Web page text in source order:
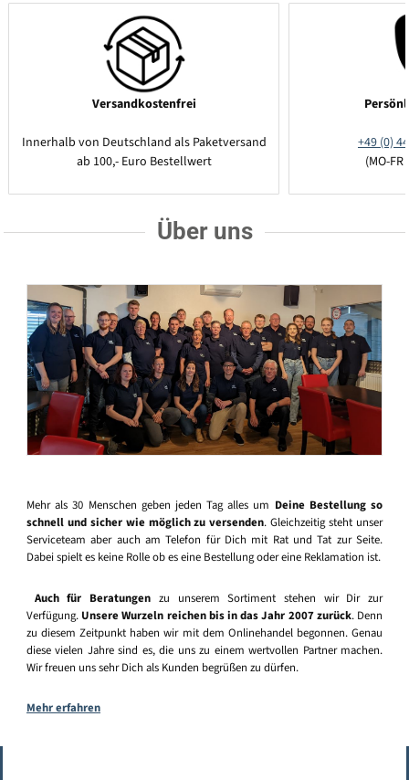
Versandkostenfrei
Innerhalb von Deutschland als Paketversand
ab 100,- Euro Bestellwert
+49 (0)
(MO-
Über uns
Mehr als 30 Menschen geben jeden Tag alles um Deine Bestellung so
schnell und sicher wie möglich zu versenden. Gleichzeitig steht unser
Serviceteam aber auch am Telefon für Dich mit Rat und Tat zur Seite.
Dabei spielt es keine Rolle ob es eine Bestellung oder eine Reklamation ist.
Auch für Beratungen zu unserem Sortiment stehen wir Dir zur
Verfügung. Unsere Wurzeln reichen bis in das Jahr 2007 zurück. Denn
zu diesem Zeitpunkt haben wir mit dem Onlinehandel begonnen. Genau
diese vielen Jahre sind es, die uns zu einem wertvollen Partner machen.
Wir freuen uns sehr Dich als Kunden begrüßen zu dürfen.
Mehr erfahren